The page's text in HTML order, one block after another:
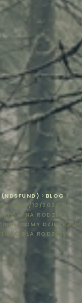
> BLOG >
NR 3/WP/12/2022 NA
NA RODZINY
DOMY DZIECKA W
DLA RODZINY”